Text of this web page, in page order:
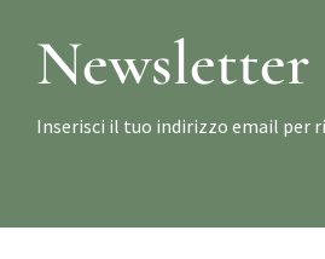
Newsletter
Inserisci il tuo indirizzo email per